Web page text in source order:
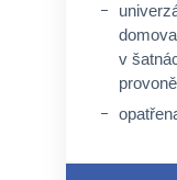
v
využít